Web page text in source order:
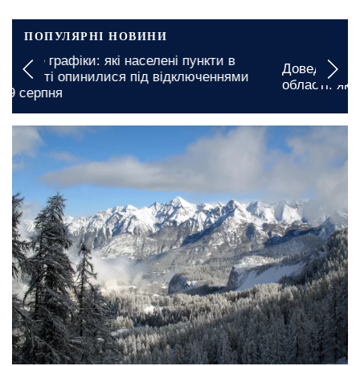
ПОПУЛЯРНІ НОВИНИ
Доведеться платити більше у Кіровоградській
області: які продукти найсильніше подорожчали
17 лютого, 13:40